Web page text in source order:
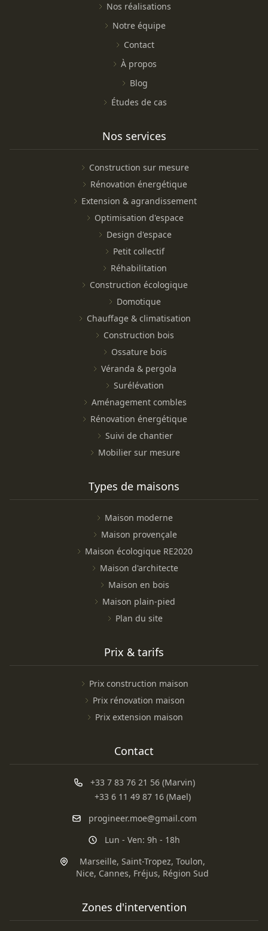
Nos réalisations
Notre équipe
Contact
À propos
Blog
Études de cas
Nos services
Construction sur mesure
Rénovation énergétique
Extension & agrandissement
Optimisation d'espace
Design d'espace
Petit collectif
Réhabilitation
Construction écologique
Domotique
Chauffage & climatisation
Construction bois
Ossature bois
Véranda & pergola
Surélévation
Aménagement combles
Rénovation énergétique
Suivi de chantier
Mobilier sur mesure
Types de maisons
Maison moderne
Maison provençale
Maison écologique RE2020
Maison d'architecte
Maison en bois
Maison plain-pied
Plan du site
Prix & tarifs
Prix construction maison
Prix rénovation maison
Prix extension maison
Contact
+33 7 83 76 21 56 (Marvin)
+33 6 11 49 87 16 (Mael)
progineer.moe@gmail.com
Lun - Ven: 9h - 18h
Marseille, Saint-Tropez, Toulon,
Nice, Cannes, Fréjus, Région Sud
Zones d'intervention